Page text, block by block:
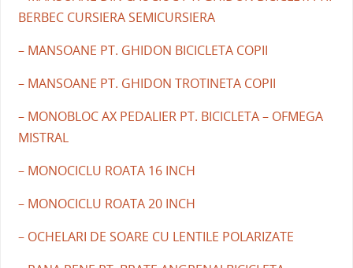
BERBEC CURSIERA SEMICURSIERA
– MANSOANE PT. GHIDON BICICLETA COPII
– MANSOANE PT. GHIDON TROTINETA COPII
– MONOBLOC AX PEDALIER PT. BICICLETA – OFMEGA
MISTRAL
– MONOCICLU ROATA 16 INCH
– MONOCICLU ROATA 20 INCH
– OCHELARI DE SOARE CU LENTILE POLARIZATE